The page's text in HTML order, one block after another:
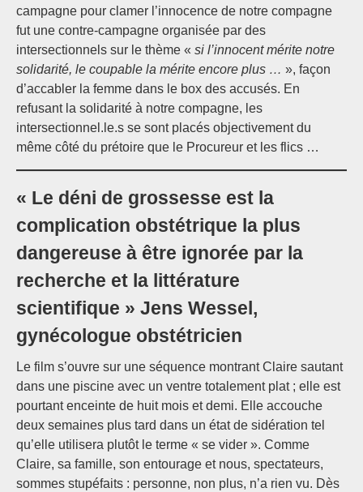
campagne pour clamer l’innocence de notre compagne
fut une contre-campagne organisée par des
intersectionnels sur le thème « si l’innocent mérite notre
solidarité, le coupable la mérite encore plus … », façon
d’accabler la femme dans le box des accusés. En
refusant la solidarité à notre compagne, les
intersectionnel.le.s se sont placés objectivement du
même côté du prétoire que le Procureur et les flics …
« Le déni de grossesse est la
complication obstétrique la plus
dangereuse à être ignorée par la
recherche et la littérature
scientifique » Jens Wessel,
gynécologue obstétricien
Le film s’ouvre sur une séquence montrant Claire sautant
dans une piscine avec un ventre totalement plat ; elle est
pourtant enceinte de huit mois et demi. Elle accouche
deux semaines plus tard dans un état de sidération tel
qu’elle utilisera plutôt le terme « se vider ». Comme
Claire, sa famille, son entourage et nous, spectateurs,
sommes stupéfaits : personne, non plus, n’a rien vu. Dès